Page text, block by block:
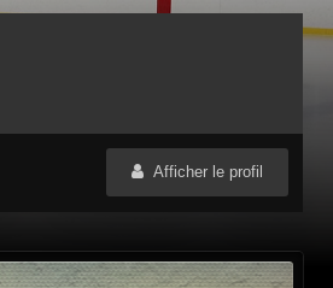
Afficher le profil